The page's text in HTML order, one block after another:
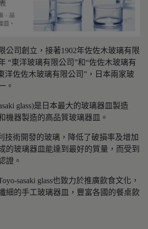
公司創立，接著1902年佐佐木玻璃有限
“東洋玻璃有限公司”和“佐佐木玻璃有
洋佐佐木玻璃有限公司”，日本兩家玻
。
glass)是日本最大的玻璃器皿製造
機器製造的高品質玻璃器皿。
技術開發的玻璃，降低了破損率及增加
的玻璃器皿能達到最好的質量，而受到
證。
sasaki glass也致力於推廣飲食文化，
細的手工玻璃器皿，豐富各國的餐桌飲